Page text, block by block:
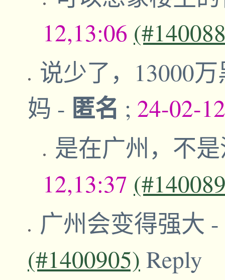
12,13:06
说少了，13000
妈 - 匿名 ; 24-02-
是在广州，不
12,13:37
广州会变得强大 -
(#1400905) Reply